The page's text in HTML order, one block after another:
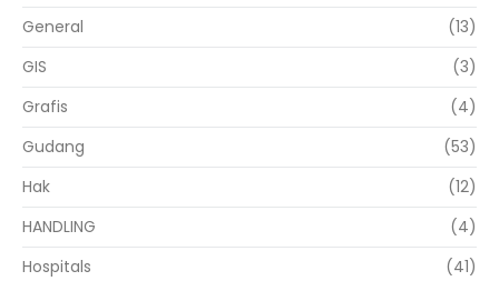
General
(13)
GIS
(3)
Grafis
(4)
Gudang
(53)
Hak
(12)
HANDLING
(4)
Hospitals
(41)